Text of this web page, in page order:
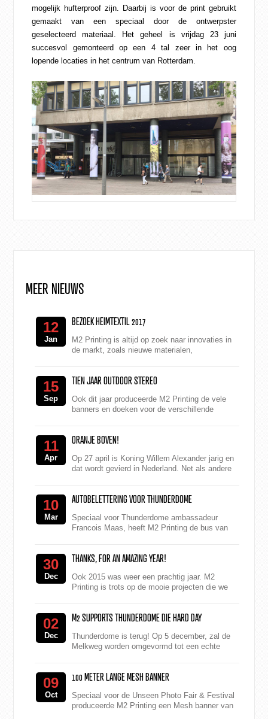
mogelijk hufterproof zijn. Daarbij is voor de print gebruikt
gemaakt van een speciaal door de ontwerpster
geselecteerd materiaal. Het geheel is vrijdag 23 juni
succesvol gemonteerd op een 4 tal zeer in het oog
lopende locaties in het centrum van Rotterdam.
MEER NIEUWS
12
Jan
BEZOEK HEIMTEXTIL 2017
M2 Printing is altijd op zoek naar innovaties in
de markt, zoals nieuwe materialen,
15
Sep
TIEN JAAR OUTDOOR STEREO
Ook dit jaar produceerde M2 Printing de vele
banners en doeken voor de verschillende
11
Apr
ORANJE BOVEN!
Op 27 april is Koning Willem Alexander jarig en
dat wordt gevierd in Nederland. Net als andere
10
Mar
AUTOBELETTERING VOOR THUNDERDOME
Speciaal voor Thunderdome ambassadeur
Francois Maas, heeft M2 Printing de bus van
30
Dec
THANKS, FOR AN AMAZING YEAR!
Ook 2015 was weer een prachtig jaar. M2
Printing is trots op de mooie projecten die we
02
Dec
M2 SUPPORTS THUNDERDOME DIE HARD DAY
Thunderdome is terug! Op 5 december, zal de
Melkweg worden omgevormd tot een echte
09
Oct
100 METER LANGE MESH BANNER
Speciaal voor de Unseen Photo Fair & Festival
produceerde M2 Printing een Mesh banner van